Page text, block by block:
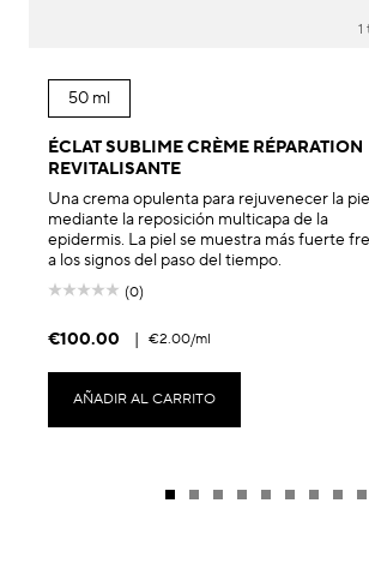
1
50 ml
ÉCLAT SUBLIME CRÈME RÉPARATION
REVITALISANTE
Una crema opulenta para rejuvenecer la
mediante la reposición multicapa de la
epidermis. La piel se muestra más fuerte
a los signos del paso del tiempo.
(0)
€100.00 | €2.00/ml
AÑADIR AL CARRITO